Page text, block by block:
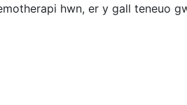
hwn, er y gall teneuo